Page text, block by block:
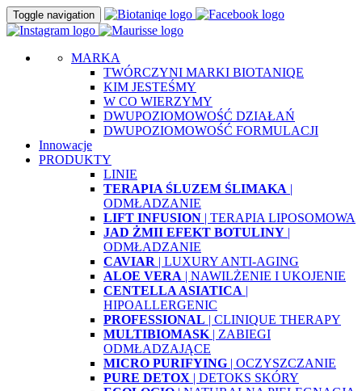
Toggle navigation
MARKA
TWÓRCZYNI MARKI BIOTANIQE
KIM JESTEŚMY
W CO WIERZYMY
DWUPOZIOMOWOŚĆ DZIAŁAŃ
DWUPOZIOMOWOŚĆ FORMULACJI
Innowacje
PRODUKTY
LINIE
TERAPIA ŚLUZEM ŚLIMAKA |
ODMŁADZANIE
LIFT INFUSION | TERAPIA LIPOSOMOWA
JAD ŻMII EFEKT BOTULINY |
ODMŁADZANIE
CAVIAR | LUXURY ANTI-AGING
ALOE VERA | NAWILŻENIE I UKOJENIE
CENTELLA ASIATICA |
HIPOALLERGENIC
PROFESSIONAL | CLINIQUE THERAPY
MULTIBIOMASK | ZABIEGI
ODMŁADZAJĄCE
MICRO PURIFYING | OCZYSZCZANIE
PURE DETOX | DETOKS SKÓRY